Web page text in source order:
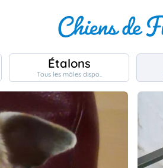
Étalons
Tous les mâles dispo..